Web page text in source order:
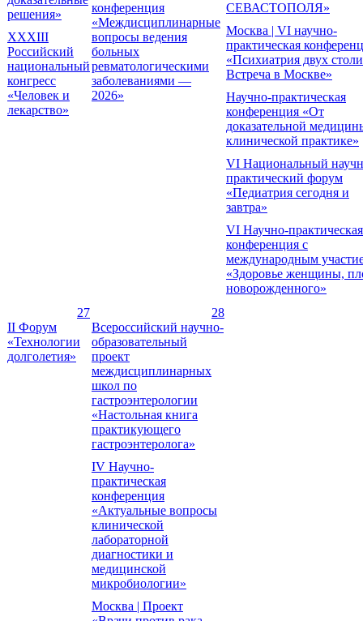
решения»
XXXIII
Российский
национальный
конгресс
«Человек и
лекарство»
конференция
«Междисциплинарные
вопросы ведения
больных
ревматологическими
заболеваниями —
2026»
СЕВАСТОПОЛЯ»
Москва | VI научно-
практическая
«Психиатрия двух
Встреча в Москве»
Научно-практическая
конференция «От
доказательной
клинической практике»
VI Национальный
практический форум
«Педиатрия сегодня и
завтра»
VI Научно-практическая
конференция с
международным
«Здоровье женщины,
новорожденного»
27
II Форум
«Технологии
долголетия»
28
Всероссийский научно-
образовательный
проект
междисциплинарных
школ по
гастроэнтерологии
«Настольная книга
практикующего
гастроэнтеролога»
IV Научно-
практическая
конференция
«Актуальные вопросы
клинической
лабораторной
диагностики и
медицинской
микробиологии»
Москва | Проект